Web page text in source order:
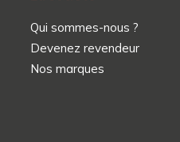
Qui sommes-nous ?
Devenez revendeur
Nos marques